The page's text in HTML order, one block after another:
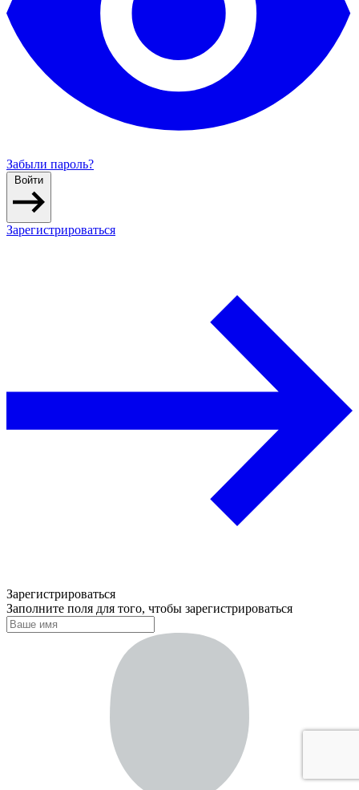
Забыли пароль?
Войти
Зарегистрироваться
Зарегистрироваться
Заполните поля для того, чтобы зарегистрироваться